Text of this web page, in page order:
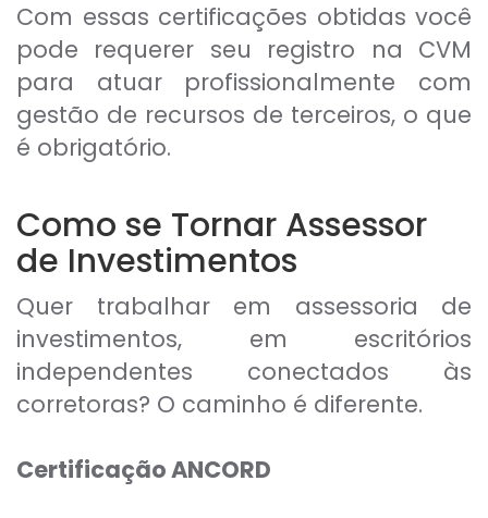
Com essas certificações obtidas você
pode requerer seu registro na CVM
para atuar profissionalmente com
gestão de recursos de terceiros, o que
é obrigatório.
Como se Tornar Assessor
de Investimentos
Quer trabalhar em assessoria de
investimentos, em escritórios
independentes conectados às
corretoras? O caminho é diferente.
Certificação ANCORD